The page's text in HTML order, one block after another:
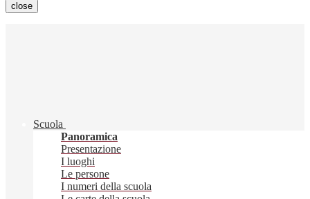
close
Scuola
Panoramica
Presentazione
I luoghi
Le persone
I numeri della scuola